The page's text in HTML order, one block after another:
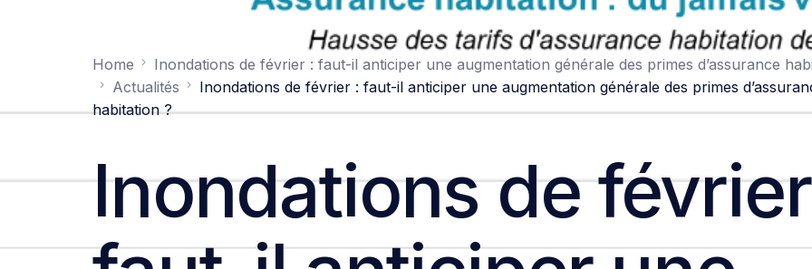
Profils assurance habitation
Garanties assurance multirisque habitation
Budget assurance habitation
Assurance
Assurance
Assurance
Assurance
Assurance
Assurance
Home
Inondations de février : faut-il anticiper une augmentation générale des primes d’assurance
Actualités
Inondations de février : faut-il anticiper une augmentation générale des primes
habitation ?
Inondations de